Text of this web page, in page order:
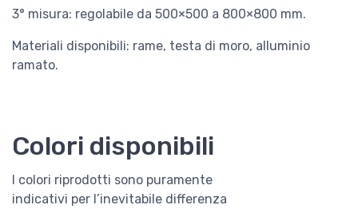
3° misura: regolabile da 500×500 a 800×800 mm.
Materiali disponibili: rame, testa di moro, alluminio
ramato.
Colori disponibili
I colori riprodotti sono puramente
indicativi per l’inevitabile differenza